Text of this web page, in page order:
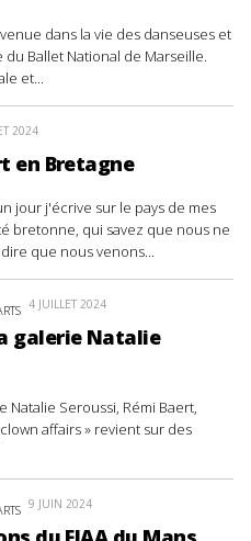
dans la vie des danseuses et
du Ballet National de Marseille.
et...
2024
en Bretagne
jour j'écrive sur le pays de mes
bretonne, qui savez que nous ne
que nous venons...
4 JUILLET 2024
galerie Natalie
Natalie Seroussi, Rémi Baert,
affairs » revient sur des
9 JUIN 2024